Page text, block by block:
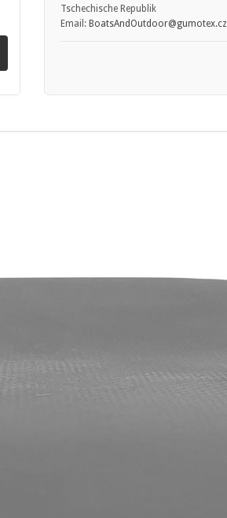
Tschechische Republik
Email: BoatsAndOutdoor@gumotex.cz